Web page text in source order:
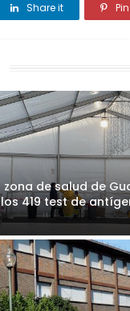
Share it
zona de salud de
419 test de